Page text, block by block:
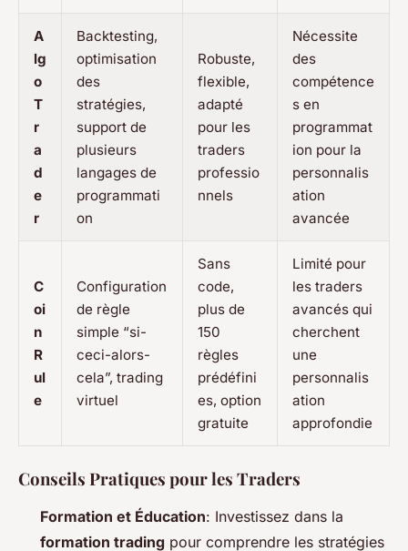
A
lg
o
T
r
a
d
e
r
Backtesting,
optimisation
des
stratégies,
support de
plusieurs
langages de
programmati
on
Robuste,
flexible,
adapté
pour les
traders
professio
nnels
Nécessite
des
compétence
s en
programmat
ion pour la
personnalis
ation
avancée
C
oi
n
R
ul
e
Configuration
de règle
simple “si-
ceci-alors-
cela”, trading
virtuel
Sans
code,
plus de
150
règles
prédéfini
es, option
gratuite
Limité pour
les traders
avancés qui
cherchent
une
personnalis
ation
approfondie
Conseils Pratiques pour les Traders
Formation et Éducation: Investissez dans la
formation trading pour comprendre les stratégies